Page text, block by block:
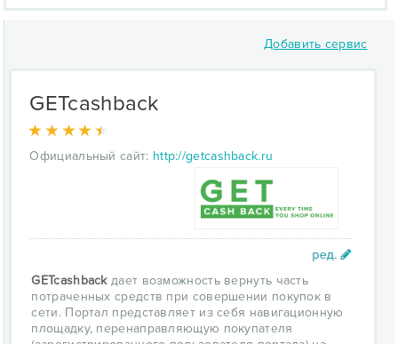
Добавить сервис
GETcashback
Официальный сайт: http://getcashback.ru
GETcashbackдает возможность вернуть часть
потраченных средств при совершении покупок в
сети. Портал представляет из себя навигационную
площадку, перенаправляющую покупателя